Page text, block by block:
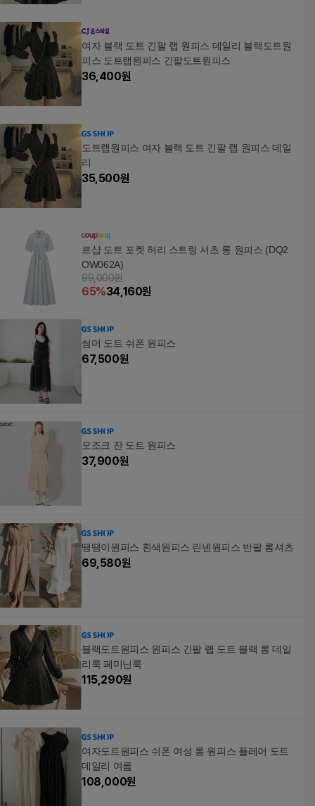
여자 블랙 도트 긴팔 랩 원피스 데일리 블랙도트원
피스 도트랩원피스 긴팔도트원피스
36,400원
도트랩원피스 여자 블랙 도트 긴팔 랩 원피스 데일
리
35,500원
르샵 도트 포켓 허리 스트링 셔츠 롱 원피스 (DQ2
OW062A)
99,000원
65%34,160원
썸머 도트 쉬폰 원피스
67,500원
오조크 잔 도트 원피스
37,900원
땡땡이원피스 흰색원피스 린넨원피스 반팔 롱셔츠
69,580원
블랙도트원피스 원피스 긴팔 랩 도트 블랙 롱 데일
리룩 페미닌룩
115,290원
여자도트원피스 쉬폰 여성 롱 원피스 플레어 도트
데일리 여름
108,000원